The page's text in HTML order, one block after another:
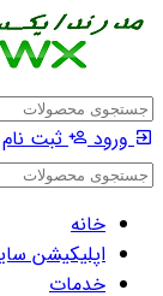
ورود ثبت نام
خانه
اپلیکیشن
خدمات